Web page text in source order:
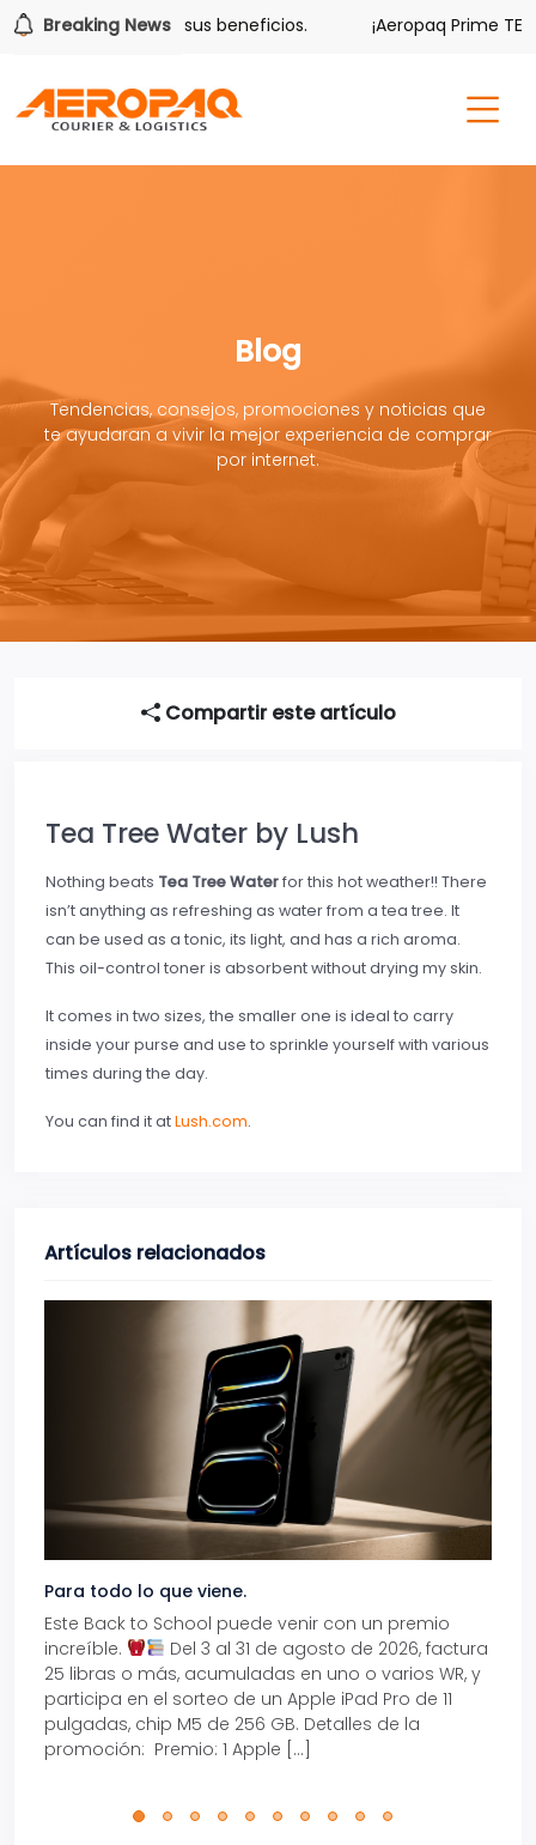
Breaking News
también tiene sus beneficios. ¡Aeropaq Prime TE
Blog
Tendencias, consejos, promociones y noticias que
te ayudaran a vivir la mejor experiencia de comprar
por internet.
Compartir este artículo
Tea Tree Water by Lush
Nothing beats Tea Tree Waterfor this hot weather!! There
isn’t anything as refreshing as water from a tea tree. It
can be used as a tonic, its light, and has a rich aroma.
This oil-control toner is absorbent without drying my skin.
It comes in two sizes, the smaller one is ideal to carry
inside your purse and use to sprinkle yourself with various
times during the day.
You can find it atLush.com.
Artículos relacionados
Para todo lo que viene.
Este Back to School puede venir con un premio
increíble.
Del 3 al 31 de agosto de 2026, factura
25 libras o más, acumuladas en uno o varios WR, y
participa en el sorteo de un Apple iPad Pro de 11
pulgadas, chip M5 de 256 GB. Detalles de la
promoción: Premio: 1 Apple […]